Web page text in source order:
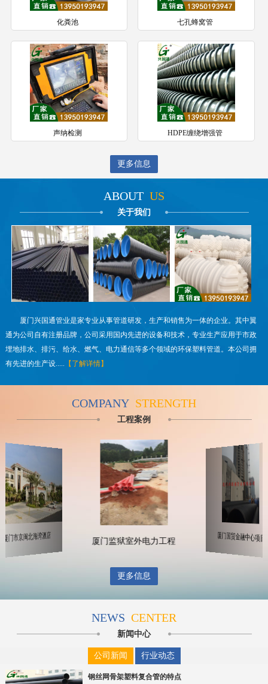
化粪池 七孔蜂窝管
声纳检测 HDPE缠绕增强管
更多信息
ABOUT US
关于我们
厦门兴国通管业是家专业从事管道研发，生产和销售为一体的企业。其中翼
通为公司自有注册品牌，公司采用国内先进的设备和技术，专业生产应用于市政
埋地排水、排污、给水、燃气、电力通信等多个领域的环保塑料管道。本公司拥
有先进的生产设..... 【了解详情】
COMPANY STRENGTH
工程案例
银鹭重工 厦门市京闽北海湾酒店 厦门监狱室外电力工程
更多信息
NEWS CENTER
新闻中心
公司新闻 行业动态
钢丝网骨架塑料复合管的特点